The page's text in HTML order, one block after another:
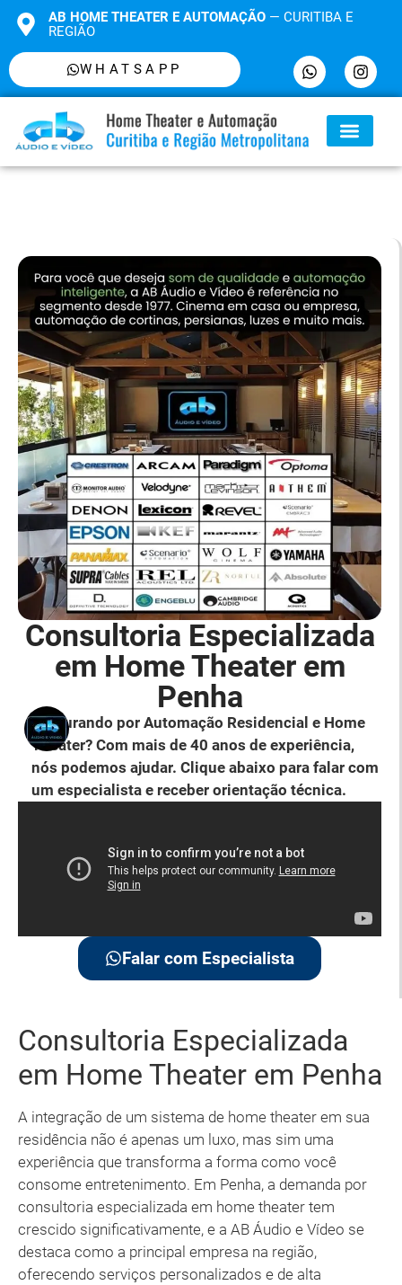
AB HOME THEATER E AUTOMAÇÃO— CURITIBA E
REGIÃO
WHATSAPP
Consultoria Especializada
em Home Theater em
Penha
Procurando por Automação Residencial e Home
Theater? Com mais de 40 anos de experiência,
nós podemos ajudar. Clique abaixo para falar com
um especialista e receber orientação técnica.
Falar com Especialista
Consultoria Especializada
em Home Theater em Penha
A integração de um sistema de home theater em sua
residência não é apenas um luxo, mas sim uma
experiência que transforma a forma como você
consome entretenimento. Em Penha, a demanda por
consultoria especializada em home theater tem
crescido significativamente, e a AB Áudio e Vídeo se
destaca como a principal empresa na região,
oferecendo serviços personalizados e de alta